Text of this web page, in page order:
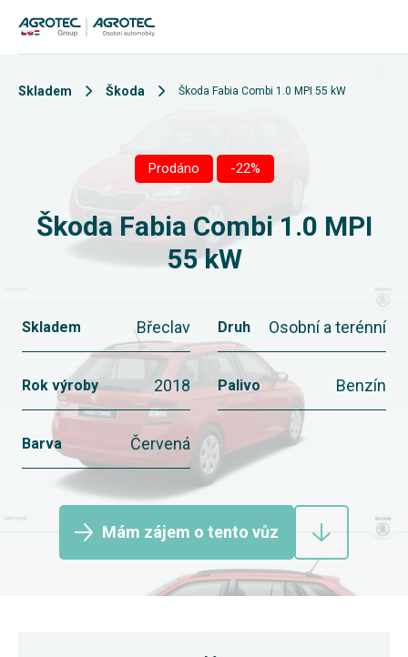
Skladem Škoda Škoda Fabia Combi 1.0 MPI 55 kW
Prodáno -22%
Škoda Fabia Combi 1.0 MPI
55 kW
Skladem Břeclav Druh Osobní a terénní
Rok výroby 2018 Palivo Benzín
Barva Červená
Mám zájem o tento vůz